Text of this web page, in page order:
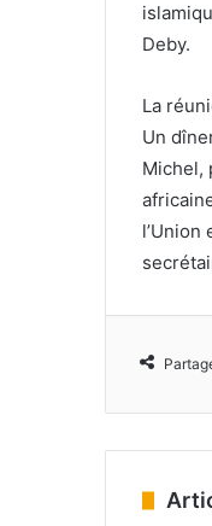
Deby.
La
Un
Michel,